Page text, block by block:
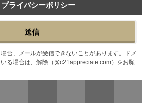
プライバシーポリシー
送信
合、メールが受信できないことがあります。ドメ
る場合は、解除（@c21appreciate.com）をお願